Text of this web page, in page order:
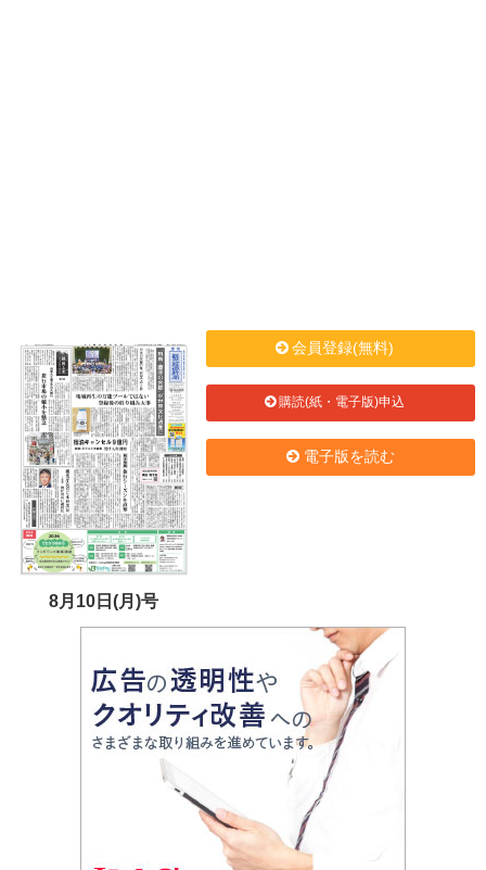
8月10日(月)号
会員登録(無料)
購読(紙・電子版)申込
電子版を読む